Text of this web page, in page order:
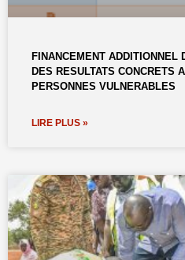
FINANCEMENT ADDITIONNEL
DES RESULTATS CONCRETS
PERSONNES VULNERABLES
LIRE PLUS »